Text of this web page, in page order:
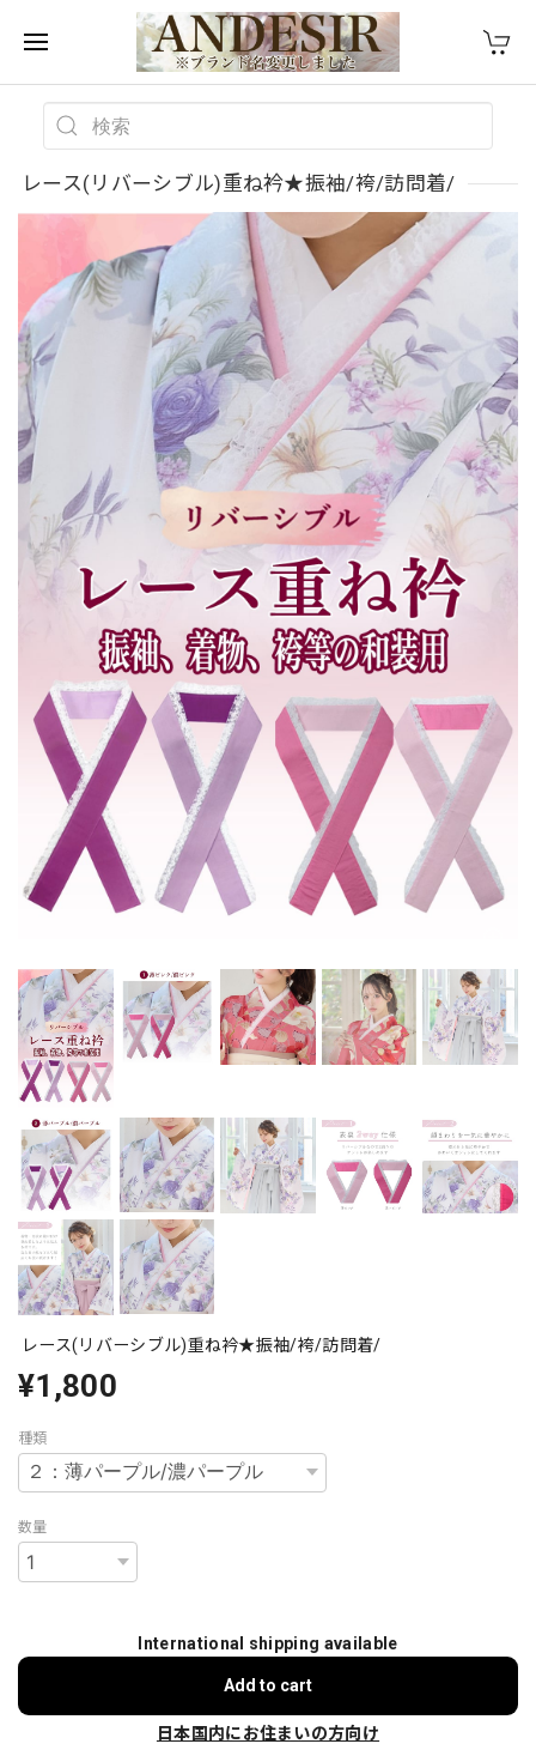
レース(リバーシブル)重ね衿★振袖/袴/訪問着/
レース(リバーシブル)重ね衿★振袖/袴/訪問着/
¥1,800
種類
数量
International shipping available
Add to cart
日本国内にお住まいの方向け